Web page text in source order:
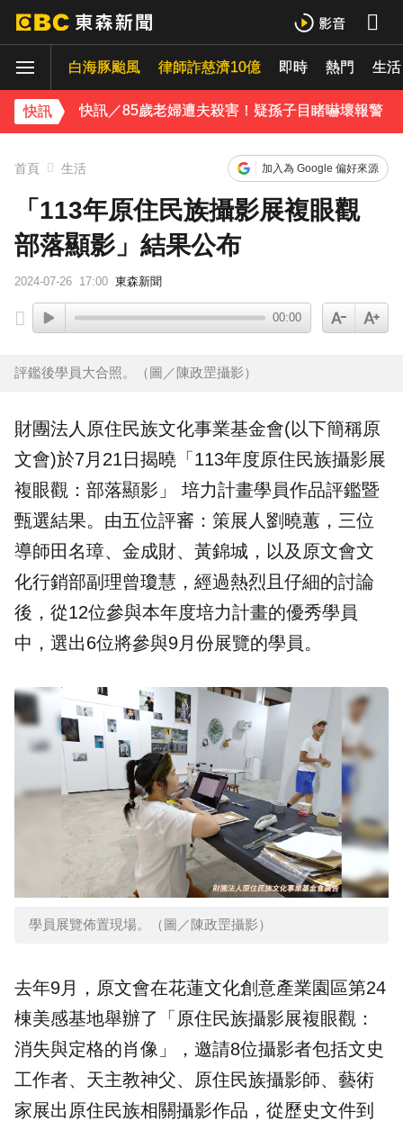
白海豚颱風 律師詐慈濟10億 即時 熱門 生活
快訊
採購疫苗遭詐騙 慈濟委任律師發聲明：不排除民事求償
快訊／85歲老婦遭夫殺害！疑孫子目睹嚇壞報警
白海豚颱風移動變慢！專家：影響時間拉長 北台恐迎狂風暴雨
《理財達人秀》X 安聯投信免費講座報名中！搶先卡位 2027
下載東森App，隨時掌握天下大小事！
首頁 生活 加入為 Google 偏好來源
「113年原住民族攝影展複眼觀
部落顯影」結果公布
2024-07-26 17:00 東森新聞
00:00
評鑑後學員大合照。（圖／陳政罡攝影）
財團法人原住民族文化事業基金會(以下簡稱原
文會)於7月21日揭曉「113年度原住民族攝影展
複眼觀：部落顯影 」 培力計畫學員作品評鑑暨
甄選結果。由五位評審：策展人劉曉蕙，三位
導師田名璋、金成財、黃錦城，以及原文會文
化行銷部副理曾瓊慧，經過熱烈且仔細的討論
後，從12位參與本年度培力計畫的優秀學員
中，選出6位將參與9月份展覽的學員。
學員展覽佈置現場。（圖／陳政罡攝影）
去年9月，原文會在花蓮文化創意產業園區第24
棟美感基地舉辦了「原住民族攝影展複眼觀：
消失與定格的肖像」，邀請8位攝影者包括文史
工作者、天主教神父、原住民族攝影師、藝術
家展出原住民族相關攝影作品，從歷史文件到